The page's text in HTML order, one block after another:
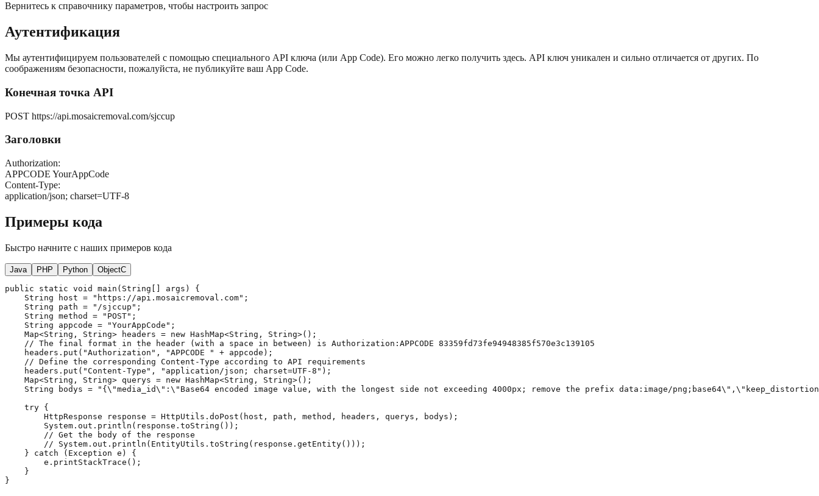
Вернитесь к справочнику параметров, чтобы настроить запрос
Аутентификация
Мы аутентифицируем пользователей с помощью специального API ключа (или App Code). Его можно легко получить здесь. API ключ уникален и сильно отличается от других. По
соображениям безопасности, пожалуйста, не публикуйте ваш App Code.
Конечная точка API
POST https://api.mosaicremoval.com/sjccup
Заголовки
Authorization:
APPCODE YourAppCode
Content-Type:
application/json; charset=UTF-8
Примеры кода
Быстро начните с наших примеров кода
Java PHP Python ObjectC
public static void main(String[] args) {
    String host = "https://api.mosaicremoval.com";
    String path = "/sjccup";
    String method = "POST";
    String appcode = "YourAppCode";
    Map<String, String> headers = new HashMap<String, String>();
    // The final format in the header (with a space in between) is Authorization:APPCODE 83359fd73fe94948385f570e3c139105
    headers.put("Authorization", "APPCODE " + appcode);
    // Define the corresponding Content-Type according to API requirements
    headers.put("Content-Type", "application/json; charset=UTF-8");
    Map<String, String> querys = new HashMap<String, String>();
String bodys = "{\"media_id\":\"Base64 encoded image value, with the longest side not exceeding 4000px; remove the prefix data:image/
    try {
        HttpResponse response = HttpUtils.doPost(host, path, method, headers, querys, bodys);
        System.out.println(response.toString());
        // Get the body of the response
        // System.out.println(EntityUtils.toString(response.getEntity()));
    } catch (Exception e) {
        e.printStackTrace();
    }
}